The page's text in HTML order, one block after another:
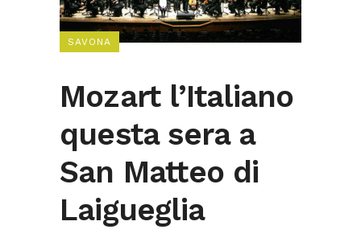
SAVONA
Mozart l’Italiano
questa sera a
San Matteo di
Laigueglia